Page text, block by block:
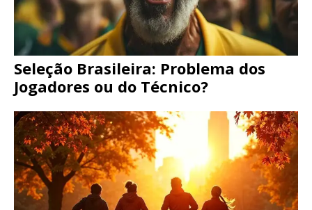
Seleção Brasileira: Problema dos
Jogadores ou do Técnico?